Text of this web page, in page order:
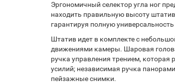
Эргономичный селектор угла ног
находить правильную высоту
гарантируя полную
Штатив идет в комплекте с
движениями камеры. Шаровая
ручка управления трением, которая
усилий; независимая ручка
пейзажные снимки.